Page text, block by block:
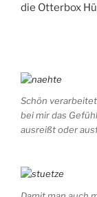
die Otterbox
Schön
bei mir das
ausreißt oder